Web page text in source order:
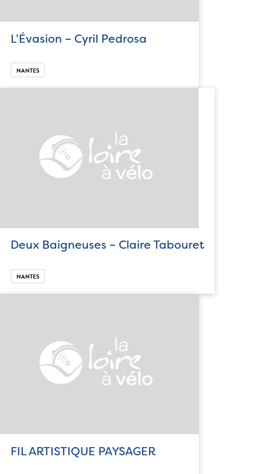
L’Évasion – Cyril Pedrosa
NANTES
Deux Baigneuses – Claire Tabouret
NANTES
FIL ARTISTIQUE PAYSAGER